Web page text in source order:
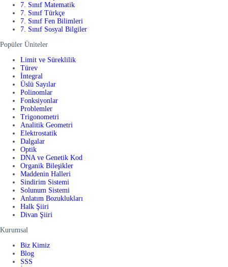
7. Sınıf Matematik
7. Sınıf Türkçe
7. Sınıf Fen Bilimleri
7. Sınıf Sosyal Bilgiler
Popüler Üniteler
Limit ve Süreklilik
Türev
İntegral
Üslü Sayılar
Polinomlar
Fonksiyonlar
Problemler
Trigonometri
Analitik Geometri
Elektrostatik
Dalgalar
Optik
DNA ve Genetik Kod
Organik Bileşikler
Maddenin Halleri
Sindirim Sistemi
Solunum Sistemi
Anlatım Bozuklukları
Halk Şiiri
Divan Şiiri
Kurumsal
Biz Kimiz
Blog
SSS